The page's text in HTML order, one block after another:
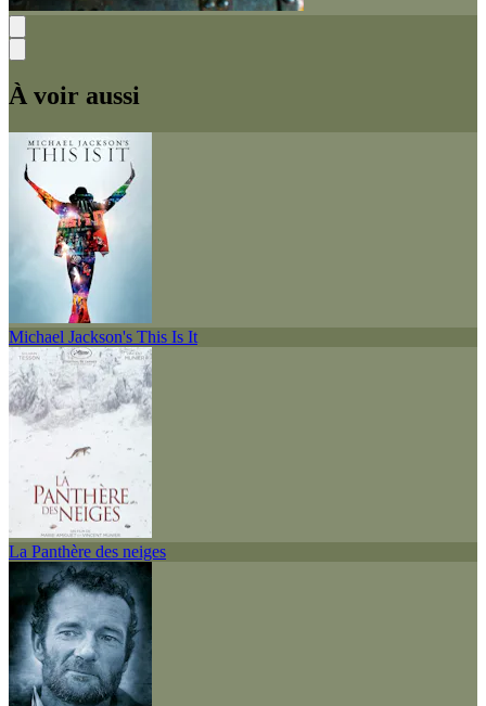
À voir aussi
Michael Jackson's This Is It
La Panthère des neiges